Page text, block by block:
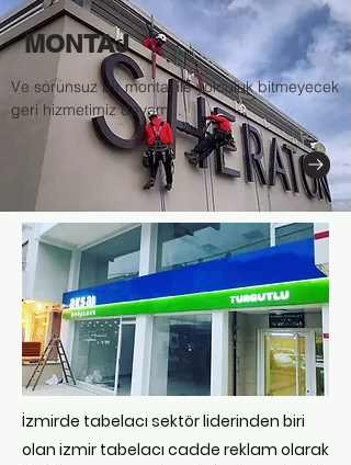
MONTAJ
Ve sorunsuz bir montaj ile yolculuk bitmeyecek
geri hizmetimiz devam...
İzmirde tabelacı sektör liderinden biri
olan izmir tabelacı cadde reklam olarak